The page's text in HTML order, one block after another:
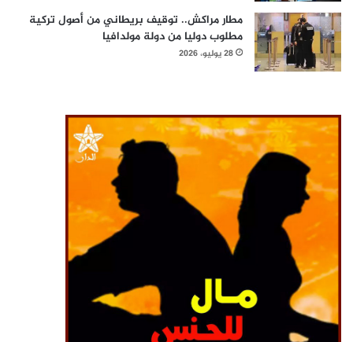
مطار مراكش.. توقيف بريطاني من أصول تركية
مطلوب دوليا من دولة مولدافيا
28 يوليو، 2026